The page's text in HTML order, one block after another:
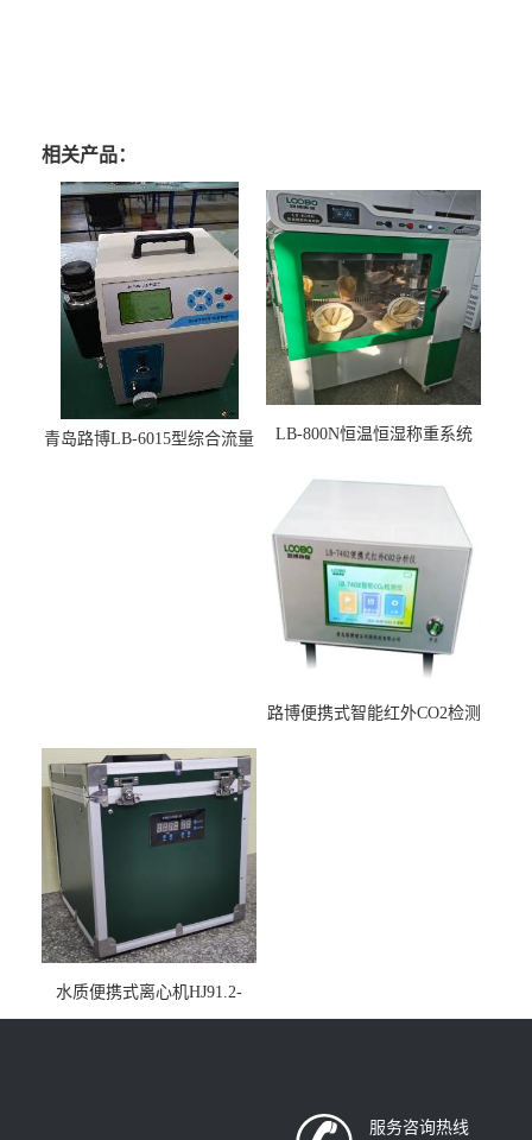
相关产品：
青岛路博LB-6015型综合流量
LB-800N恒温恒湿称重系统
路博便携式智能红外CO2检测
水质便携式离心机HJ91.2-
2022地表水总磷监测内置有
服务咨询热线